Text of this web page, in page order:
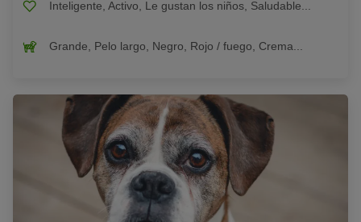
Inteligente, Activo, Le gustan los niños, Saludable...
Grande, Pelo largo, Negro, Rojo / fuego, Crema...